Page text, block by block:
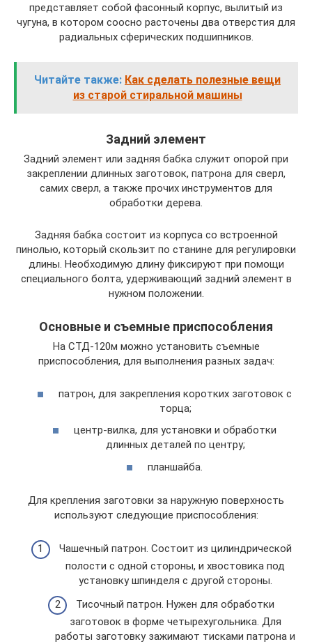
представляет собой фасонный корпус, вылитый из
чугуна, в котором соосно расточены два отверстия для
радиальных сферических подшипников.
Читайте также: Как сделать полезные вещи
из старой стиральной машины
Задний элемент
Задний элемент или задняя бабка служит опорой при
закреплении длинных заготовок, патрона для сверл,
самих сверл, а также прочих инструментов для
обработки дерева.
Задняя бабка состоит из корпуса со встроенной
пинолью, который скользит по станине для регулировки
длины. Необходимую длину фиксируют при помощи
специального болта, удерживающий задний элемент в
нужном положении.
Основные и съемные приспособления
На СТД-120м можно установить съемные
приспособления, для выполнения разных задач:
патрон, для закрепления коротких заготовок с
торца;
центр-вилка, для установки и обработки
длинных деталей по центру;
планшайба.
Для крепления заготовки за наружную поверхность
используют следующие приспособления:
Чашечный патрон. Состоит из цилиндрической
полости с одной стороны, и хвостовика под
установку шпинделя с другой стороны.
Тисочный патрон. Нужен для обработки
заготовок в форме четырехугольника. Для
работы заготовку зажимают тисками патрона и